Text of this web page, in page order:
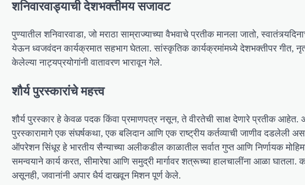
शनिवारवाड्याची देशभक्तीमय सजावट
पुण्यातील शनिवारवाडा, जो मराठा साम्राज्याच्या वैभवाचे प्रतीक मानला जातो,
येऊन ध्वजवंदन कार्यक्रमात सहभाग घेतला. सांस्कृतिक कार्यक्रमांमध्ये देशभक्तीपर गीत,
केलेल्या नाट्यप्रयोगांनी वातावरण भारावून गेले.
शौर्य पुरस्कारांचे महत्त्व
शौर्य पुरस्कार हे केवळ पदक किंवा प्रमाणपत्र नसून, ते वीरतेची साक्ष देणारे प्रतीक
पुरस्कारामागे एक संघर्षकथा, एक बलिदान आणि एक राष्ट्रीय कर्तव्याची जाणीव दडलेली
ऑपरेशन सिंधूर हे भारतीय सैन्याच्या अलीकडील काळातील सर्वात गुप्त आणि निर्णायक
समन्वयाने कार्य करत, सीमारेषा आणि समुद्री मार्गावर शत्रूच्या हालचालींना आळा
असूनही, जवानांनी अपार धैर्य दाखवून मिशन पूर्ण केले.